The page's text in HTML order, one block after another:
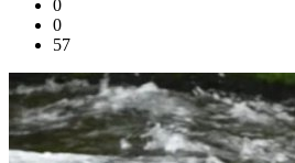
0
0
57